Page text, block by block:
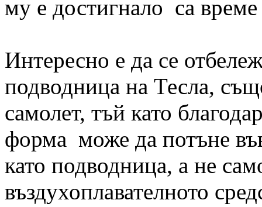
му е достигнало са
Интересно е да се
подводница на Тесла,
самолет, тъй като
форма може да потъне
като подводница, а не
въздухоплавателното